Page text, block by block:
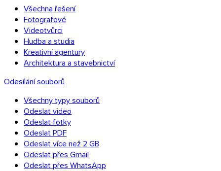
Všechna řešení
Fotografové
Videotvůrci
Hudba a studia
Kreativní agentury
Architektura a stavebnictví
Odesílání souborů
Všechny typy souborů
Odeslat video
Odeslat fotky
Odeslat PDF
Odeslat více než 2 GB
Odeslat přes Gmail
Odeslat přes WhatsApp